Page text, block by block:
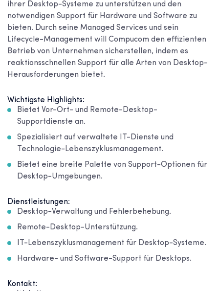
ihrer Desktop-Systeme zu unterstützen und den
notwendigen Support für Hardware und Software zu
bieten. Durch seine Managed Services und sein
Lifecycle-Management will Compucom den effizienten
Betrieb von Unternehmen sicherstellen, indem es
reaktionsschnellen Support für alle Arten von Desktop-
Herausforderungen bietet.
Wichtigste Highlights:
Bietet Vor-Ort- und Remote-Desktop-
Supportdienste an.
Spezialisiert auf verwaltete IT-Dienste und
Technologie-Lebenszyklusmanagement.
Bietet eine breite Palette von Support-Optionen für
Desktop-Umgebungen.
Dienstleistungen:
Desktop-Verwaltung und Fehlerbehebung.
Remote-Desktop-Unterstützung.
IT-Lebenszyklusmanagement für Desktop-Systeme.
Hardware- und Software-Support für Desktops.
Kontakt: